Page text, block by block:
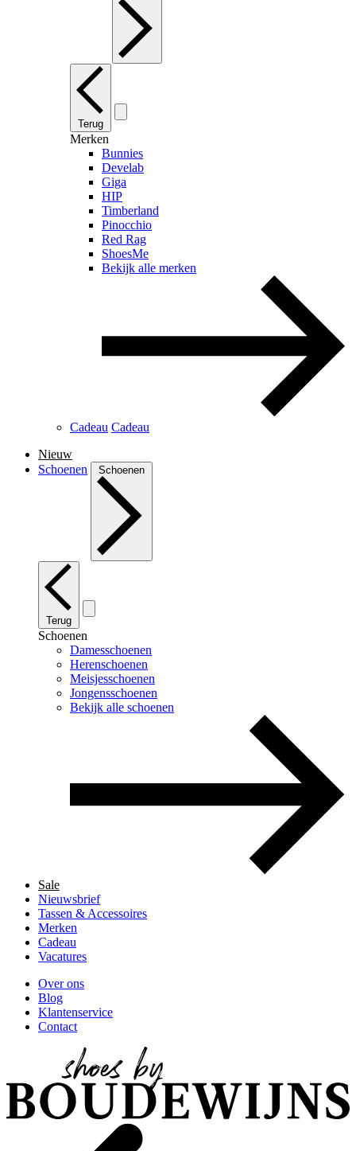
Terug
Merken
Bunnies
Develab
Giga
HIP
Timberland
Pinocchio
Red Rag
ShoesMe
Bekijk alle merken
Cadeau Cadeau
Nieuw
Schoenen
Schoenen
Terug
Schoenen
Damesschoenen
Herenschoenen
Meisjesschoenen
Jongensschoenen
Bekijk alle schoenen
Sale
Nieuwsbrief
Tassen & Accessoires
Merken
Cadeau
Vacatures
Over ons
Blog
Klantenservice
Contact